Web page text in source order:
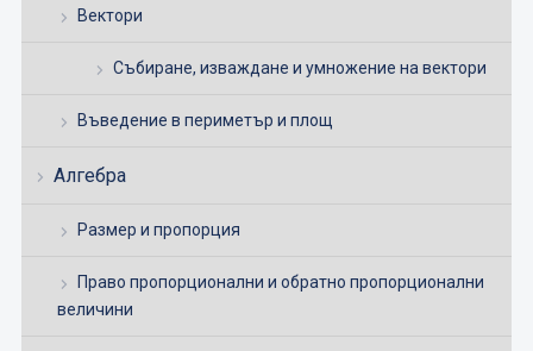
Вектори
Събиране, изваждане и умножение на вектори
Въведение в периметър и площ
Алгебра
Размер и пропорция
Право пропорционални и обратно пропорционални
величини